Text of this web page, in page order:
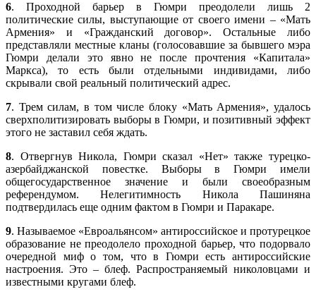
6. Проходной барьер в Гюмри преодолели лишь 2
политические силы, выступающие от своего имени – «Мать
Армения» и «Гражданский договор». Остальные либо
представляли местные кланы (голосовавшие за бывшего мэра
Гюмри делали это явно не после прочтения «Капитала»
Маркса), то есть были отдельными индивидами, либо
скрывали свой реальный политический адрес.
7. Трем силам, в том числе блоку «Мать Армения», удалось
сверхполитизировать выборы в Гюмри, и позитивный эффект
этого не заставил себя ждать.
8. Отвергнув Никола, Гюмри сказал «Нет» также турецко-
азербайджанской повестке. Выборы в Гюмри имели
общегосударственное значение и были своеобразным
референдумом. Нелегитимность Никола Пашиняна
подтвердилась еще одним фактом в Гюмри и Паракаре.
9. Называемое «Евроальянсом» антироссийское и протурецкое
образование не преодолело проходной барьер, что подорвало
очередной миф о том, что в Гюмри есть антироссийские
настроения. Это – блеф. Распространяемый николовцами и
известными кругами блеф.